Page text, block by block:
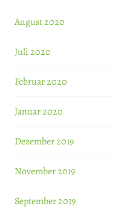
August 2020
Juli 2020
Februar 2020
Januar 2020
Dezember 2019
November 2019
September 2019